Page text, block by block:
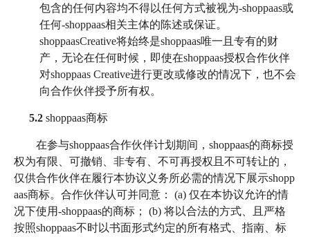
包含的任何内容均不得以任何方式被视为-shoppaas或
任何-shoppaas相关主体的陈述或保证。
shoppaasCreative将始终是shoppaas唯一且专有的财
产，无论在任何时候，即使在shoppaas授权合作伙伴
对shoppaas Creative进行更改或修改的情况下，也不会
向合作伙伴授予所有权。
5.2 shoppaas商标
在参与shoppaas合作伙伴计划期间，shoppaas的商标授
权为有限、可撤销、非专有、不可再授权且不可转让的，
仅供合作伙伴在履行本协议义务所必需的情况下展示shopp
aas商标。合作伙伴认可并同意： (a) 仅在本协议允许的情
况下使用-shoppaas的商标； (b) 将以合法的方式、且严格
按照shoppaas不时以书面形式约定的所有格式、指南、标